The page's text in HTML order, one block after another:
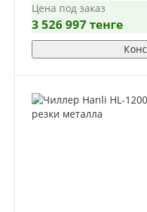
Цена под заказ
3 526 997 тенге